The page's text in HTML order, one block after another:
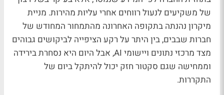
של משקיעים לנעול רווחים אחרי עליות מהירות. מניית
מיקרון נהנתה בתקופה האחרונה מהתמחור המחודש של
חברות שבבים, בין היתר על רקע הציפייה לביקושים גבוהים
מצד מרכזי נתונים ויישומי AI, אבל היום היא נסחרת בירידה
וממחישה שגם סקטור חזק יכול להיתקל ביום של
התקררות.